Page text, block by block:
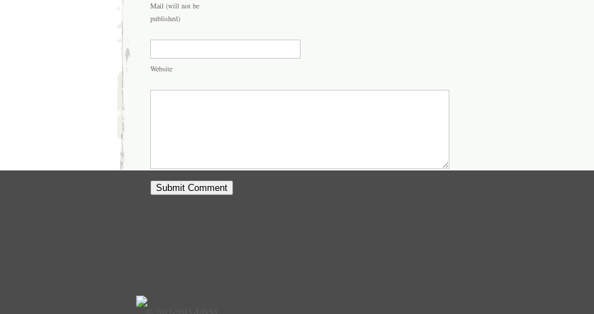
Mail (will not be
published)
Website